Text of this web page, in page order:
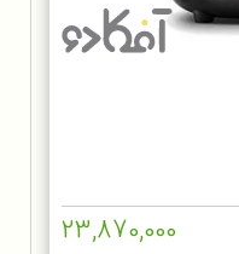
23,870,000